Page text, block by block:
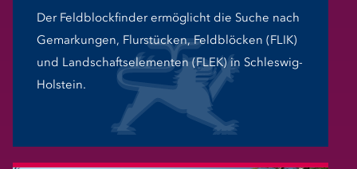
Der Feldblockfinder ermöglicht die Suche nach
Gemarkungen, Flurstücken, Feldblöcken (FLIK)
und Landschaftselementen (FLEK) in Schleswig-
Holstein.